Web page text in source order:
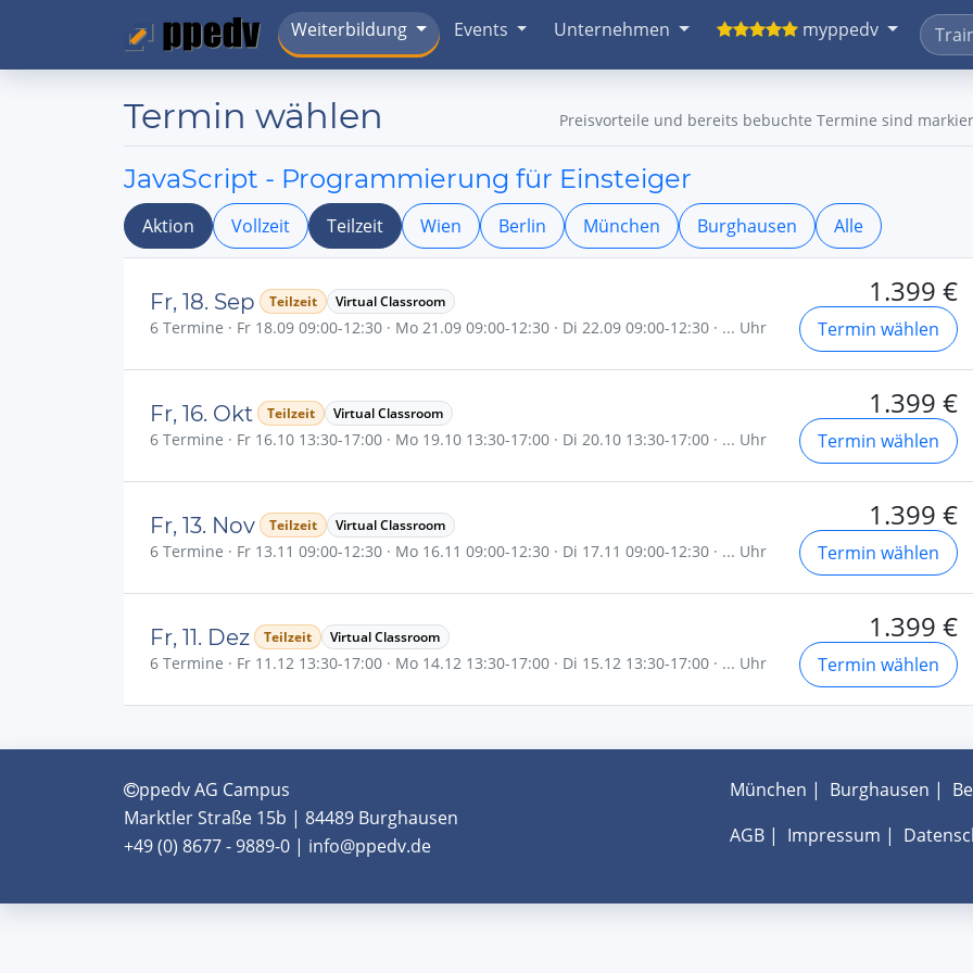
Weiterbildung Events Unternehmen myppedv
Termin wählen Preisvorteile und bereits bebuchte Termine sind
JavaScript - Programmierung für Einsteiger
Aktion Vollzeit Teilzeit Wien Berlin München Burghausen Alle
Fr, 18. Sep Teilzeit Virtual Classroom
6 Termine · Fr 18.09 09:00-12:30 · Mo 21.09 09:00-12:30 · Di 22.09 09:00-12:30 · ... Uhr
1.399 €
Termin wählen
Fr, 16. Okt Teilzeit Virtual Classroom
6 Termine · Fr 16.10 13:30-17:00 · Mo 19.10 13:30-17:00 · Di 20.10 13:30-17:00 · ... Uhr
1.399 €
Termin wählen
Fr, 13. Nov Teilzeit Virtual Classroom
6 Termine · Fr 13.11 09:00-12:30 · Mo 16.11 09:00-12:30 · Di 17.11 09:00-12:30 · ... Uhr
1.399 €
Termin wählen
Fr, 11. Dez Teilzeit Virtual Classroom
6 Termine · Fr 11.12 13:30-17:00 · Mo 14.12 13:30-17:00 · Di 15.12 13:30-17:00 · ... Uhr
1.399 €
Termin wählen
ppedv AG Campus
Marktler Straße 15b | 84489 Burghausen
+49 (0) 8677 - 9889-0 | info@ppedv.de
München | Burghausen |
AGB| Impressum |